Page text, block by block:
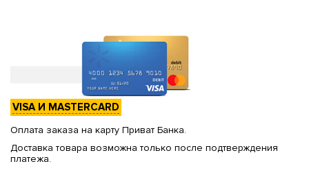
VISA И MASTERCARD
Оплата заказа на карту Приват Банка.
Доставка товара возможна только после подтверждения
платежа.